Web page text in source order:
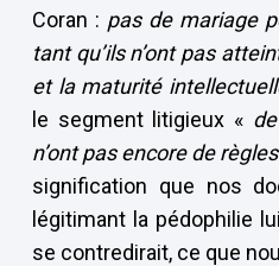
Coran : pas de mariage
tant qu’ils n’ont pas
et la maturité
le segment litigieux «
n’ont pas encore de règles
signification que nos
légitimant la pédophilie
se contredirait, ce que